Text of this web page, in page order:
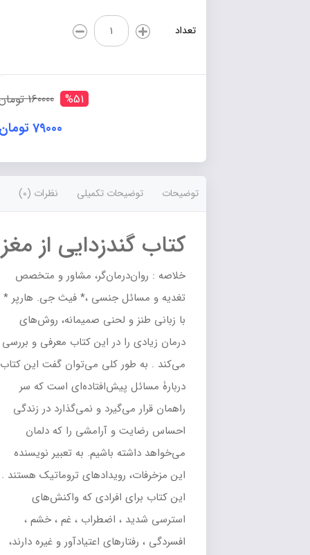
کتاب
گندزدایی
عدد
160000 تومان
توضیحات توضیحات تکمیلی نظرات (0)
کتاب گندزدایی از مغز
خلاصه : روان‌درمان‌گر، مشاور و متخصص
تغدیه و مسائل جنسی ،* فیث جی. هارپر *
با زبانی طنز و لحنی صمیمانه، روش‌های
درمان زیادی را در این کتاب معرفی و بررسی
می‌کند . به طور کلی می‌توان گفت این کتاب
دربارۀ مسائل پیش‌افتاده‌ای است که سر
راهمان قرار می‌گیرد و نمی‌گذارد در زندگی
احساس رضایت و آرامشی را که دلمان
می‌خواهد داشته باشیم. به تعبیر نویسنده
این مزخرفات، رویدادهای تروماتیک هستند .
این کتاب برای افرادی که واکنش‌های
استرسی شدید ، اضطراب ، غم ، خشم ،
افسردگی ، رفتارهای اعتیادآور و غیره دارند،